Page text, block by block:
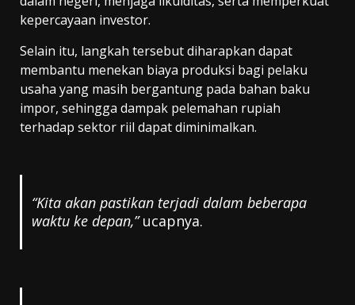
kepercayaan investor.
Selain itu, langkah tersebut diharapkan dapat
membantu menekan biaya produksi bagi pelaku
usaha yang masih bergantung pada bahan baku
impor, sehingga dampak pelemahan rupiah
terhadap sektor riil dapat diminimalkan.
“Kita akan pastikan terjadi dalam beberapa
waktu ke depan,”ucapnya.